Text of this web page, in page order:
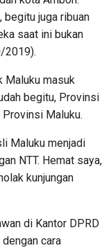
begitu juga ribuan
saat ini bukan
2019).
Maluku masuk
begitu, Provinsi
Maluku.
Maluku menjadi
NTT. Hemat saya,
kunjungan
di Kantor DPRD
cara